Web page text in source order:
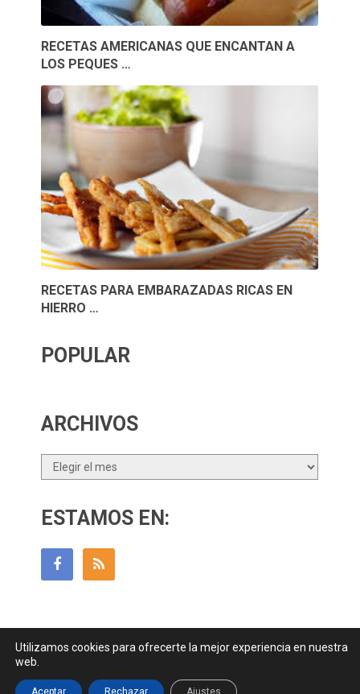
RECETAS AMERICANAS QUE ENCANTAN A
LOS PEQUES …
RECETAS PARA EMBARAZADAS RICAS EN
HIERRO …
POPULAR
ARCHIVOS
Archivos
ESTAMOS EN:
Contactar|| Datos Legales y Privacidady
Utilizamos cookies para ofrecerte la mejor experiencia en nuestra
web.
Aceptar Rechazar Ajustes